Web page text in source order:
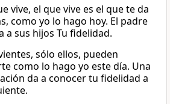
vive, el que vive es el que te da
como yo lo hago hoy. El padre
a sus hijos Tu fidelidad.
sólo ellos, pueden
como lo hago yo este día. Una
da a conocer tu fidelidad a